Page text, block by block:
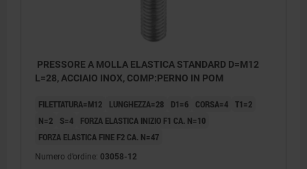
PRESSORE A MOLLA ELASTICA STANDARD D=M12
L=28, ACCIAIO INOX, COMP:PERNO IN POM
FILETTATURA=M12 LUNGHEZZA=28 D1=6 CORSA=4 T1=2
N=2
S=4
FORZA ELASTICA INIZIO F1 CA. N=10
FORZA ELASTICA FINE F2 CA. N=47
Numero d’ordine: 03058-12